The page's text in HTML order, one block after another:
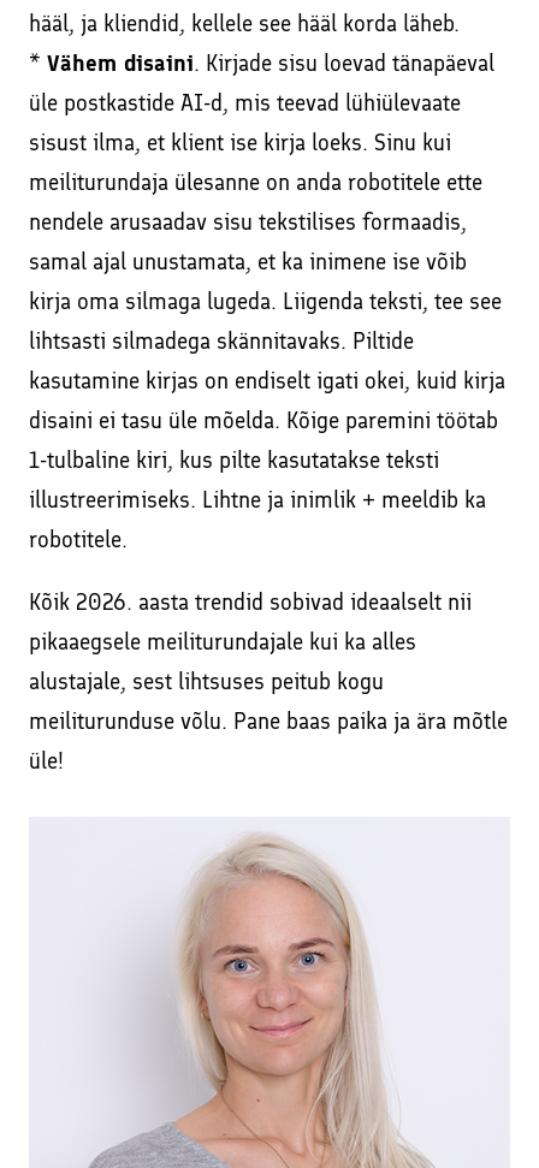
hääl, ja kliendid, kellele see hääl korda läheb.
* Vähem disaini. Kirjade sisu loevad tänapäeval
üle postkastide AI-d, mis teevad lühiülevaate
sisust ilma, et klient ise kirja loeks. Sinu kui
meiliturundaja ülesanne on anda robotitele ette
nendele arusaadav sisu tekstilises formaadis,
samal ajal unustamata, et ka inimene ise võib
kirja oma silmaga lugeda. Liigenda teksti, tee see
lihtsasti silmadega skännitavaks. Piltide
kasutamine kirjas on endiselt igati okei, kuid kirja
disaini ei tasu üle mõelda. Kõige paremini töötab
1-tulbaline kiri, kus pilte kasutatakse teksti
illustreerimiseks. Lihtne ja inimlik + meeldib ka
robotitele.
Kõik 2026. aasta trendid sobivad ideaalselt nii
pikaaegsele meiliturundajale kui ka alles
alustajale, sest lihtsuses peitub kogu
meiliturunduse võlu. Pane baas paika ja ära mõtle
üle!